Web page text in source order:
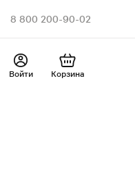
8 800 200-90-02
Войти Корзина